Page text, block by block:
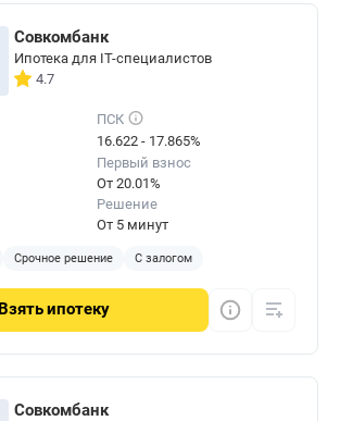
Совкомбанк
Ипотека для IT-специалистов
4.7
ПСК
16.622 - 17.865%
Первый взнос
От 20.01%
Решение
От 5 минут
Срочное решение С залогом
Взятьипотеку
Совкомбанк